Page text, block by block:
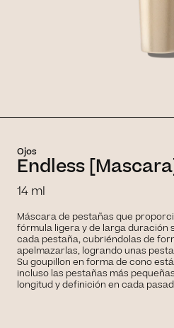
Ojos
Endless
14 ml
Máscara de pestañas que
fórmula ligera y de larga duración
cada pestaña, cubriéndolas de
apelmazarlas, logrando unas
Su goupillon en forma de cono
incluso las pestañas más
longitud y definición en cada